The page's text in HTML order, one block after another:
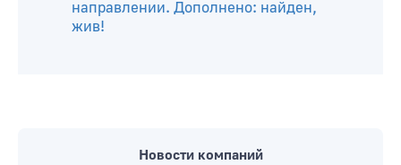
26 дополнительных поездов на
июльские праздничные дни